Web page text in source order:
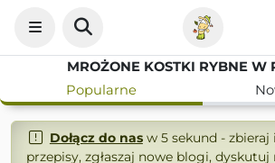
Popularne
Dołącz do nasw 5 sekund - zbieraj
przepisy, zgłaszaj nowe blogi,